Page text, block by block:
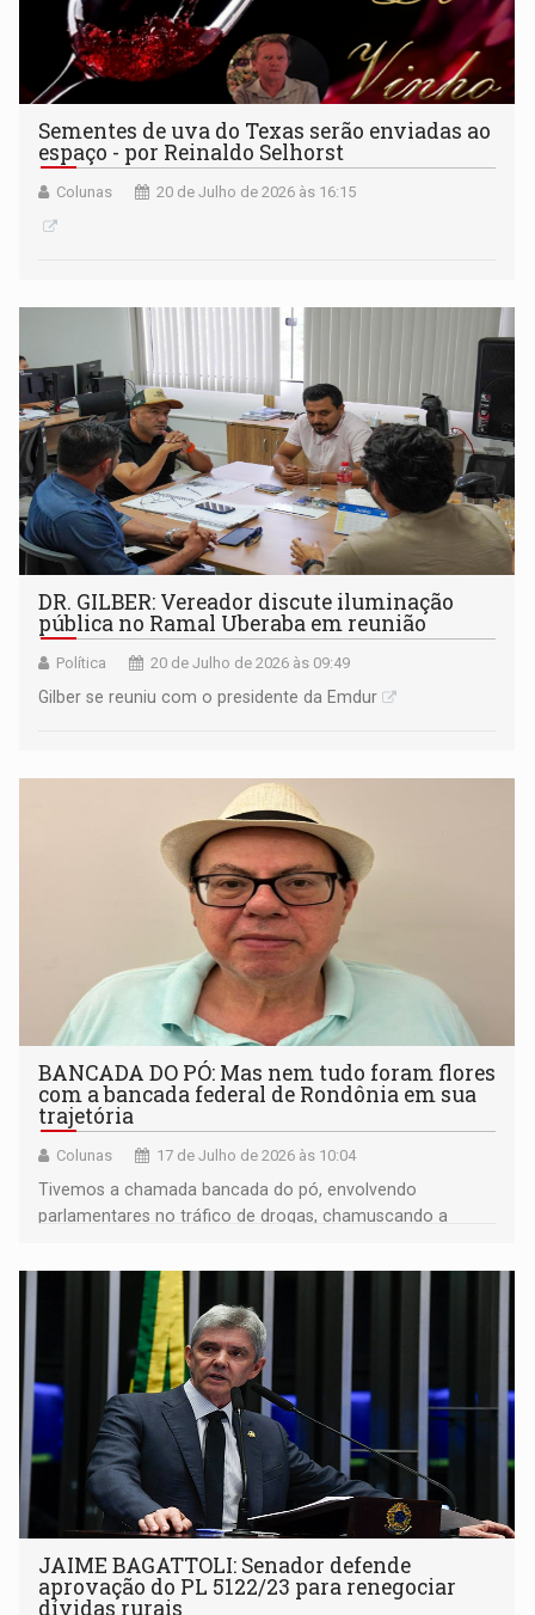
Sementes de uva do Texas serão enviadas ao
espaço - por Reinaldo Selhorst
Colunas 20 de Julho de 2026 às 16:15
DR. GILBER: Vereador discute iluminação
pública no Ramal Uberaba em reunião
Política 20 de Julho de 2026 às 09:49
Gilber se reuniu com o presidente da Emdur
BANCADA DO PÓ: Mas nem tudo foram flores
com a bancada federal de Rondônia em sua
trajetória
Colunas 17 de Julho de 2026 às 10:04
Tivemos a chamada bancada do pó, envolvendo
parlamentares no tráfico de drogas, chamuscando a
JAIME BAGATTOLI: Senador defende
aprovação do PL 5122/23 para renegociar
dívidas rurais